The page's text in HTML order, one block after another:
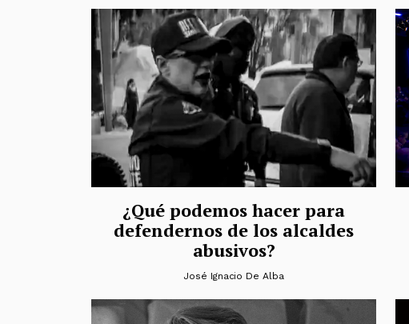
¿Qué podemos hacer para
defendernos de los alcaldes
abusivos?
José Ignacio De Alba